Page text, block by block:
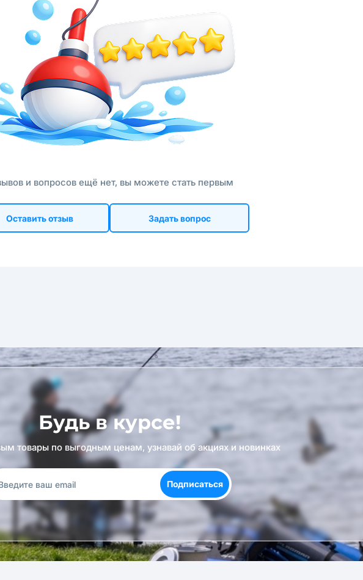
и вопросов ещё нет, вы можете стать первым
Оставить отзыв Задать вопрос
Будь в курсе!
товары по выгодным ценам, узнавай об акциях и новинках
Подписаться